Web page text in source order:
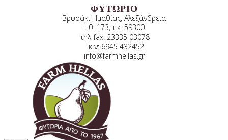
ΦΥΤΩΡΙΟ
Βρυσάκι Ημαθίας, Αλεξάνδρεια
τ.θ. 173, τ.κ. 59300
τηλ-fax: 23335 03078
κιν: 6945 432452
info@farmhellas.gr